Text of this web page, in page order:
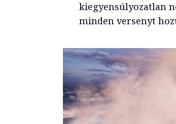
kiegyensúlyozatlan
minden versenyt